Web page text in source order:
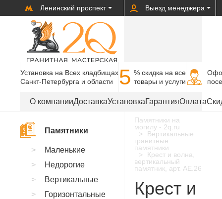
Ленинский проспект Выезд менеджера
Установка на Всех кладбищах
Санкт-Петербурга и области
5 % cкидка на все
товары и услуги
О компанииДоставкаУстановкаГарантияОплата
Памятники на
могилу - 2q.ru
Вертикальные
гранитные
памятники
Крест и волна,
вертикальный
памятник, арт. AE.26
Крест и
Памятники
Маленькие
Недорогие
Вертикальные
Горизонтальные